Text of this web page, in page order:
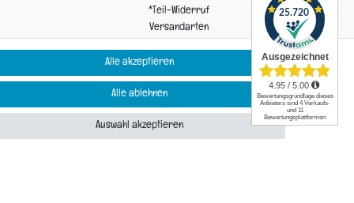
*Teil-Widerruf
Versandarten
Alle akzeptieren
Alle ablehnen
Auswahl akzeptieren